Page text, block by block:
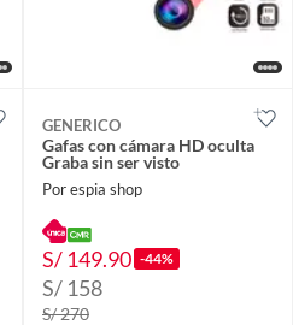
GENERICO
Gafas con cámara HD oculta
Graba sin ser visto
Por espia shop
S/ 149.90 -44%
S/ 158
S/ 270